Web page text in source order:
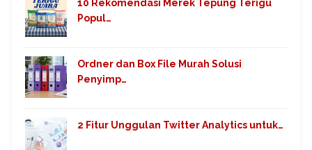
10 Rekomendasi Merek Tepung Terigu
Popul…
Ordner dan Box File Murah Solusi
Penyimp…
2 Fitur Unggulan Twitter Analytics untuk…